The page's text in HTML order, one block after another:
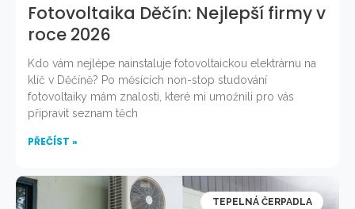
Fotovoltaika Děčín: Nejlepší firmy v
roce 2026
Kdo vám nejlépe nainstaluje fotovoltaickou elektrárnu na
klíč v Děčíně? Po měsících non-stop studování
fotovoltaiky mám znalosti, které mi umožnili pro vás
připravit seznam těch
PŘEČÍST »
TEPELNÁ ČERPADLA